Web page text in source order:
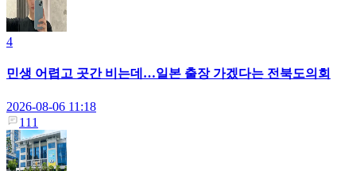
4
민생 어렵고 곳간 비는데…일본 출장 가겠다는 전북도의회
2026-08-06 11:18
111